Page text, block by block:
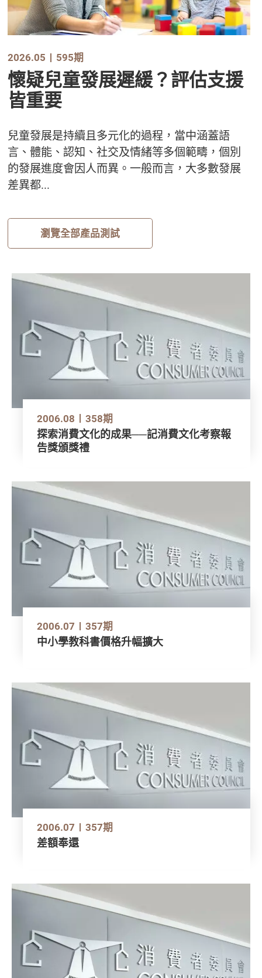
2026.05 595期
懷疑兒童發展遲緩？評估支援
皆重要
兒童發展是持續且多元化的過程，當中涵蓋語
言、體能、認知、社交及情緒等多個範疇，個別
的發展進度會因人而異。一般而言，大多數發展
差異都...
瀏覽全部產品測試
2006.08 358期
探索消費文化的成果──記消費文化考察報
告獎頒獎禮
2006.07 357期
中小學教科書價格升幅擴大
2006.07 357期
差額奉還